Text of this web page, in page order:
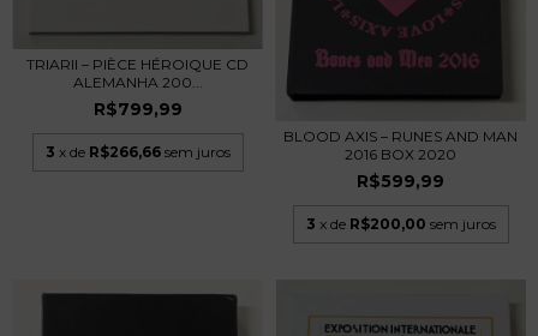
TRIARII – PIÈCE HÉROIQUE CD
ALEMANHA 200...
R$799,99
3 x de R$266,66 sem juros
BLOOD AXIS – RUNES AND MAN
2016 BOX 2020
R$599,99
3 x de R$200,00 sem juros